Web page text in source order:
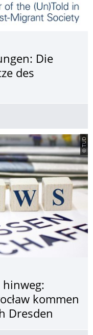
Die
des
Die
© TUD
hinweg:
kommen
Dresden